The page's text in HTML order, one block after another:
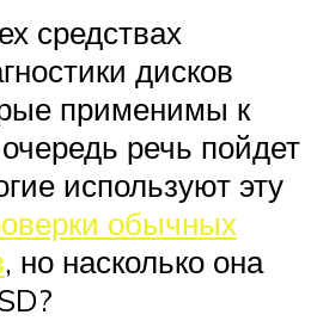
средствах
дисков
применимы к
речь пойдет
используют эту
обычных
, но насколько она